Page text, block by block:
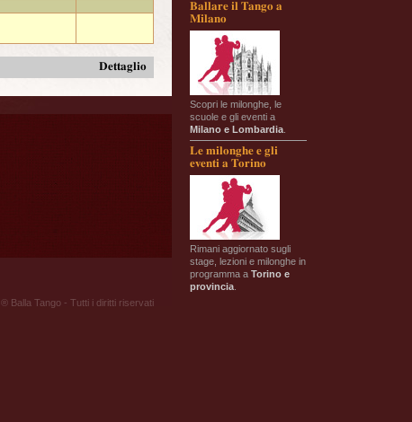
Ballare il Tango a
Milano
Scopri le milonghe, le
scuole e gli eventi a
Milano e Lombardia
Le milonghe e gli
eventi a Torino
Rimani aggiornato sugli
stage, lezioni e milonghe in
programma a Torino e
provincia
Dettaglio
® Balla Tango - Tutti i diritti riservati